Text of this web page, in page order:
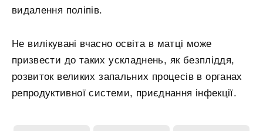
видалення поліпів.
Не вилікувані вчасно освіта в матці може
призвести до таких ускладнень, як безпліддя,
розвиток великих запальних процесів в органах
репродуктивної системи, приєднання інфекції.